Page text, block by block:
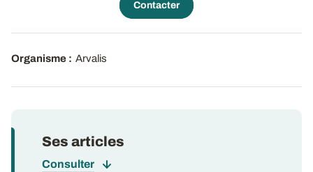
Contacter
Organisme : Arvalis
Ses articles
Consulter